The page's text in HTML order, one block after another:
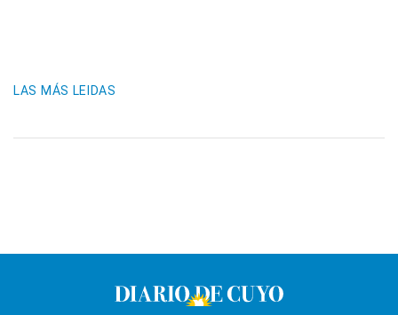
LAS MÁS LEIDAS